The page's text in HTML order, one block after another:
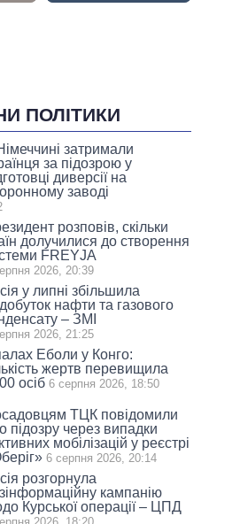
ПОЛІТИКИ
затримали
за підозрою у
диверсії на
заводі
розповів, скільки
долучилися до створення
FREYJA
2026, 20:39
у липні збільшила
нафти та газового
– ЗМІ
2026, 21:25
Еболи у Конго:
жертв перевищила
осіб 6 серпня 2026, 18:50
ТЦК повідомили
підозру через випадки
мобілізацій у реєстрі
6 серпня 2026, 20:14
розгорнула
кампанію
Курської операції – ЦПД